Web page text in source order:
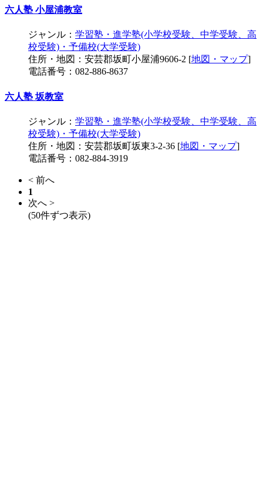
六人塾 小屋浦教室
ジャンル： 学習塾・進学塾(小学校受験、中学受験、高
校受験)・予備校(大学受験)
住所・地図：安芸郡坂町小屋浦9606-2 [地図・マップ]
電話番号：082-886-8637
六人塾 坂教室
ジャンル： 学習塾・進学塾(小学校受験、中学受験、高
校受験)・予備校(大学受験)
住所・地図：安芸郡坂町坂東3-2-36 [地図・マップ]
電話番号：082-884-3919
< 前へ
1
次へ >
(50件ずつ表示)